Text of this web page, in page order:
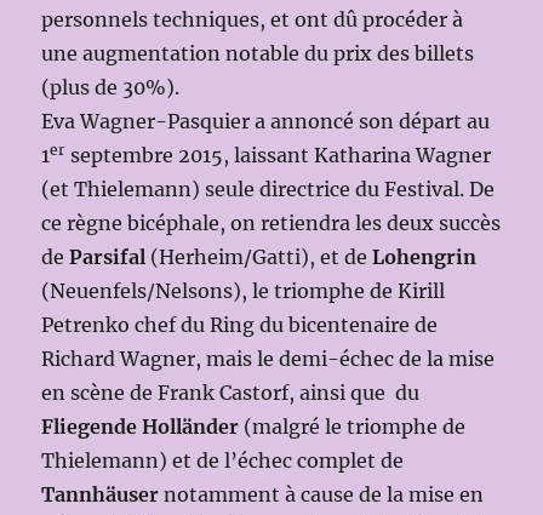
personnels techniques, et ont dû procéder à
une augmentation notable du prix des billets
(plus de 30%).
Eva Wagner-Pasquier a annoncé son départ au
1er septembre 2015, laissant Katharina Wagner
(et Thielemann) seule directrice du Festival. De
ce règne bicéphale, on retiendra les deux succès
deParsifal (Herheim/Gatti), et deLohengrin
(Neuenfels/Nelsons), le triomphe de Kirill
Petrenko chef du Ring du bicentenaire de
Richard Wagner, mais le demi-échec de la mise
en scène de Frank Castorf, ainsi que du
Fliegende Holländer (malgré le triomphe de
Thielemann) et de l’échec complet de
Tannhäuser notamment à cause de la mise en